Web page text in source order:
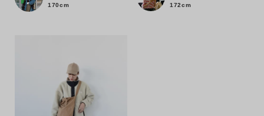
170cm
172cm